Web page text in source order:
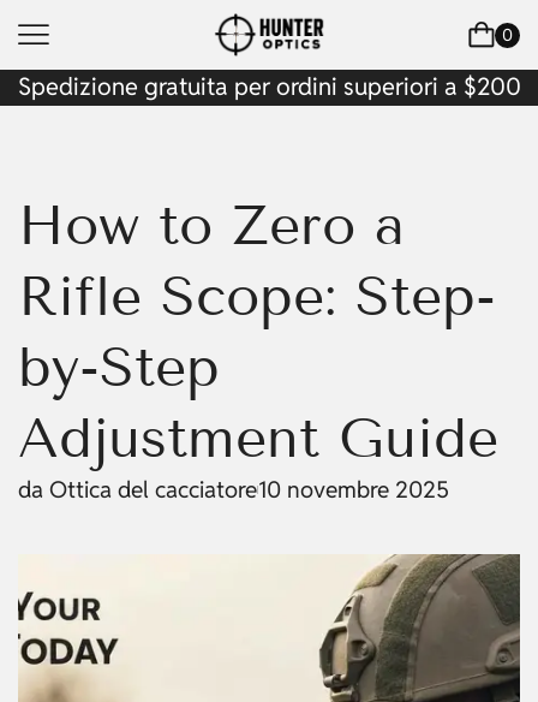
0
Spedizione gratuita per ordini superiori a $200
How to Zero a
Rifle Scope: Step-
by-Step
Adjustment Guide
da Ottica del cacciatore10 novembre 2025